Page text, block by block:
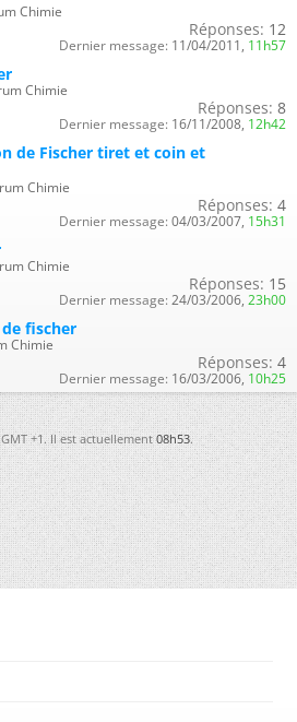
Chimie
Réponses: 12
Dernier message: 11/04/2011, 11h57
Chimie
Réponses: 8
Dernier message: 16/11/2008, 12h42
de Fischer tiret et coin et
Chimie
Réponses: 4
Dernier message: 04/03/2007, 15h31
Chimie
Réponses: 15
Dernier message: 24/03/2006, 23h00
fischer
Chimie
Réponses: 4
Dernier message: 16/03/2006, 10h25
+1. Il est actuellement08h53.